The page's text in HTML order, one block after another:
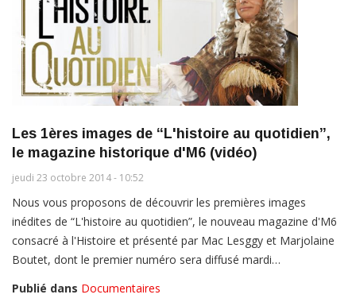
Les 1ères images de “L'histoire au quotidien”,
le magazine historique d'M6 (vidéo)
jeudi 23 octobre 2014 - 10:52
Nous vous proposons de découvrir les premières images
inédites de “L'histoire au quotidien”, le nouveau magazine d'M6
consacré à l'Histoire et présenté par Mac Lesggy et Marjolaine
Boutet, dont le premier numéro sera diffusé mardi…
Publié dans Documentaires